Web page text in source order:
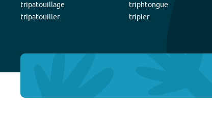
tripatouillage
tripatouiller
triphtongue
tripier